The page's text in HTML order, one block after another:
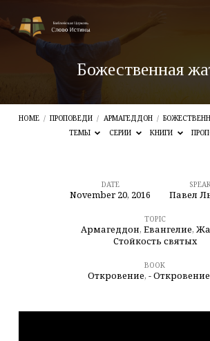
Божественная
HOME / ПРОПОВЕДИ / АРМАГЕДДОН /
ТЕМЫ
СЕРИИ КНИГИ
Божественная
DATE
November 20, 2016 Павел
TOPIC
Армагеддон, Евангелие,
Стойкость святых
BOOK
Откровение, -